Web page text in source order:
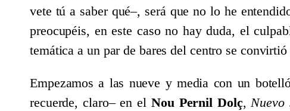
vete tú a saber qué–, será que no lo he
preocupéis, en este caso no hay duda, el
temática a un par de bares del centro se
Empezamos a las nueve y media con un
recuerde, claro– en el Nou Pernil Dolç,Nuevo